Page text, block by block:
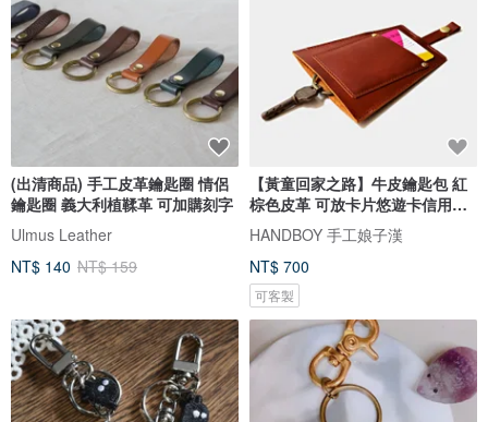
(出清商品) 手工皮革鑰匙圈 情侶
鑰匙圈 義大利植鞣革 可加購刻字
Ulmus Leather
NT$ 140 NT$ 159
【黃童回家之路】牛皮鑰匙包 紅
棕色皮革 可放卡片悠遊卡信用卡
客製刻字當禮物 情人節 禮物
HANDBOY 手工娘子漢
NT$ 700
可客製